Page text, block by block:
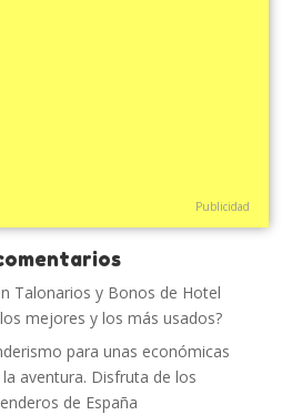
Publicidad
Talonarios y Bonos de Hotel
mejores y los más usados?
para unas económicas
aventura. Disfruta de los
de España